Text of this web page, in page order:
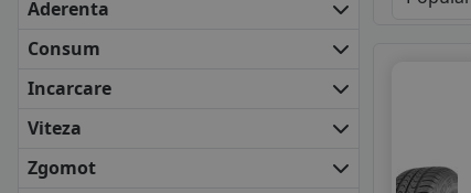
BARUM
COOPER
DEBICA
FIRESTONE
FULDA
Aderenta
Consum
Incarcare
Viteza
Zgomot